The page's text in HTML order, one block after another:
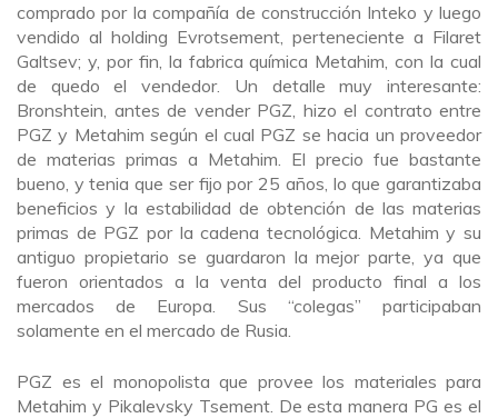
comprado por la compañía de construcción Inteko y luego
vendido al holding Evrotsement, perteneciente a Filaret
Galtsev; y, por fin, la fabrica química Metahim, con la cual
de quedo el vendedor. Un detalle muy interesante:
Bronshtein, antes de vender PGZ, hizo el contrato entre
PGZ y Metahim según el cual PGZ se hacia un proveedor
de materias primas a Metahim. El precio fue bastante
bueno, y tenia que ser fijo por 25 años, lo que garantizaba
beneficios y la estabilidad de obtención de las materias
primas de PGZ por la cadena tecnológica. Metahim y su
antiguo propietario se guardaron la mejor parte, ya que
fueron orientados a la venta del producto final a los
mercados de Europa. Sus “colegas” participaban
solamente en el mercado de Rusia.
PGZ es el monopolista que provee los materiales para
Metahim y Pikalevsky Tsement. De esta manera PG es el